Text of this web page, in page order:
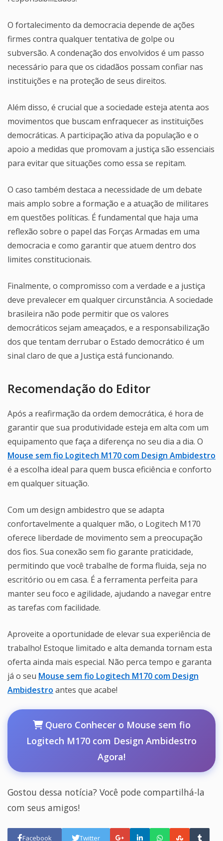
O fortalecimento da democracia depende de ações
firmes contra qualquer tentativa de golpe ou
subversão. A condenação dos envolvidos é um passo
necessário para que os cidadãos possam confiar nas
instituições e na proteção de seus direitos.
Além disso, é crucial que a sociedade esteja atenta aos
movimentos que buscam enfraquecer as instituições
democráticas. A participação ativa da população e o
apoio a medidas que promovam a justiça são essenciais
para evitar que situações como essa se repitam.
O caso também destaca a necessidade de um debate
mais amplo sobre a formação e a atuação de militares
em questões políticas. É fundamental que haja uma
reflexão sobre o papel das Forças Armadas em uma
democracia e como garantir que atuem dentro dos
limites constitucionais.
Finalmente, o compromisso com a verdade e a justiça
deve prevalecer em qualquer circunstância. A sociedade
brasileira não pode permitir que os valores
democráticos sejam ameaçados, e a responsabilização
dos que tentam derrubar o Estado democrático é um
sinal claro de que a Justiça está funcionando.
Recomendação do Editor
Após a reafirmação da ordem democrática, é hora de
garantir que sua produtividade esteja em alta com um
equipamento que faça a diferença no seu dia a dia. O
Mouse sem fio Logitech M170 com Design Ambidestro
é a escolha ideal para quem busca eficiência e conforto
em qualquer situação.
Com um design ambidestro que se adapta
confortavelmente a qualquer mão, o Logitech M170
oferece liberdade de movimento sem a preocupação
dos fios. Sua conexão sem fio garante praticidade,
permitindo que você trabalhe de forma fluida, seja no
escritório ou em casa. É a ferramenta perfeita para
manter seu foco e agilidade, ajudando a navegar entre
as tarefas com facilidade.
Aproveite a oportunidade de elevar sua experiência de
trabalho! Estoque limitado e alta demanda tornam esta
oferta ainda mais especial. Não perca tempo e garanta
já o seu Mouse sem fio Logitech M170 com Design
Ambidestro antes que acabe!
Quero Conhecer o Mouse sem fio
Logitech M170 com Design Ambidestro
Agora!
Gostou dessa notícia? Você pode compartilhá-la
com seus amigos!
Facebook Twitter